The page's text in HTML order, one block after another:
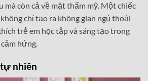
mà còn cả về mặt thẩm mỹ. Một chiếc
chỉ tạo ra không gian ngủ thoải
trẻ em học tập và sáng tạo trong
hứng.
nhiên